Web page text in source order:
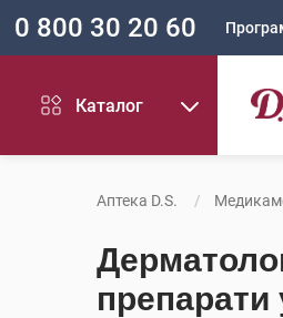
0 800 30 20 60
Каталог
Аптека D.S.
препарати